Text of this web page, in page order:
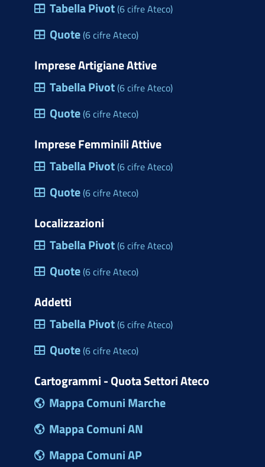
Tabella Pivot(6 cifre Ateco)
Quote(6 cifre Ateco)
Imprese Artigiane Attive
Tabella Pivot(6 cifre Ateco)
Quote(6 cifre Ateco)
Imprese Femminili Attive
Tabella Pivot(6 cifre Ateco)
Quote(6 cifre Ateco)
Localizzazioni
Tabella Pivot(6 cifre Ateco)
Quote(6 cifre Ateco)
Addetti
Tabella Pivot(6 cifre Ateco)
Quote(6 cifre Ateco)
Cartogrammi - Quota Settori Ateco
Mappa Comuni Marche
Mappa Comuni AN
Mappa Comuni AP